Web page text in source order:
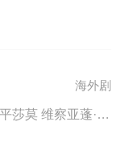
海外剧
查纳鹏·萨塔亚 帕塔查雅·平莎莫 维察亚蓬·亚姆萨德 Tide·Ekkapun·Bunluerit Thanutsaluk·Hudson Ndol·Knin